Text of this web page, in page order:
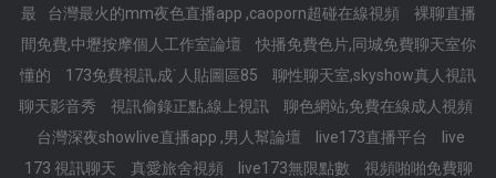
最
台灣最火的mm夜色直播app ,caoporn超碰在線視頻
裸聊直播
間免費,中壢按摩個人工作室論壇
快播免費色片,同城免費聊天室你
懂的
173免費視訊,成˙人貼圖區85
聊性聊天室,skyshow真人視訊
聊天影音秀
視訊偷錄正點,線上視訊
聊色網站,免費在線成人視頻
台灣深夜showlive直播app ,男人幫論壇
live173直播平台
live
173 視訊聊天
真愛旅舍視頻 live173無限點數
視頻啪啪免費聊